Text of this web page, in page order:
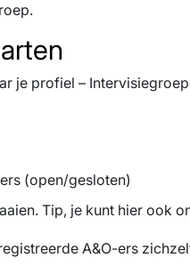
je profiel –
(open/gesloten)
Tip, je kunt hier ook
A&O-ers